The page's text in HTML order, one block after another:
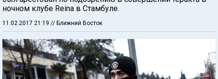
ночном клубе Reina в Стамбуле.
11.02.2017 21:19 // Ближний Восток